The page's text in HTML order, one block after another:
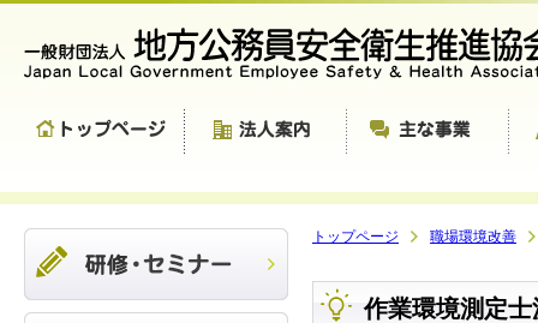
トップページ 職場環境改善
作業環境測定